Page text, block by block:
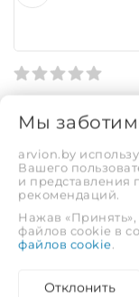
500х800
Код: 567
1 492,77 руб.
Мы
arvion.by
Вашего
и представления
рекомендаций.
Нажав «Принять»,
файлов cookie в
файлов cookie.
Отклонить